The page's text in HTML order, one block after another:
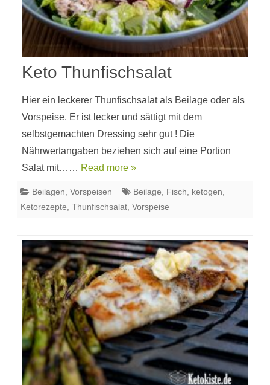
Keto Thunfischsalat
Hier ein leckerer Thunfischsalat als Beilage oder als
Vorspeise. Er ist lecker und sättigt mit dem
selbstgemachten Dressing sehr gut ! Die
Nährwertangaben beziehen sich auf eine Portion
Salat mit…… Read more »
Beilagen, Vorspeisen Beilage, Fisch, ketogen,
Ketorezepte, Thunfischsalat, Vorspeise